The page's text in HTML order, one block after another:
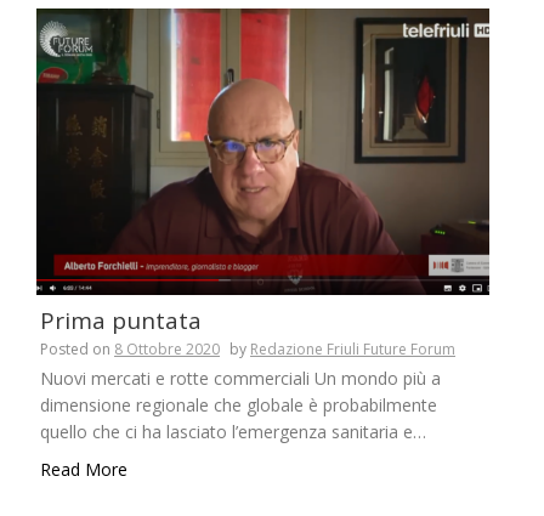
Prima puntata
Posted on 8 Ottobre 2020 by Redazione Friuli Future Forum
Nuovi mercati e rotte commerciali Un mondo più a
dimensione regionale che globale è probabilmente
quello che ci ha lasciato l’emergenza sanitaria e…
Read More